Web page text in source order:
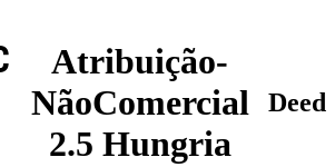
Atribuição-
NãoComercial
2.5 Hungria
Deed